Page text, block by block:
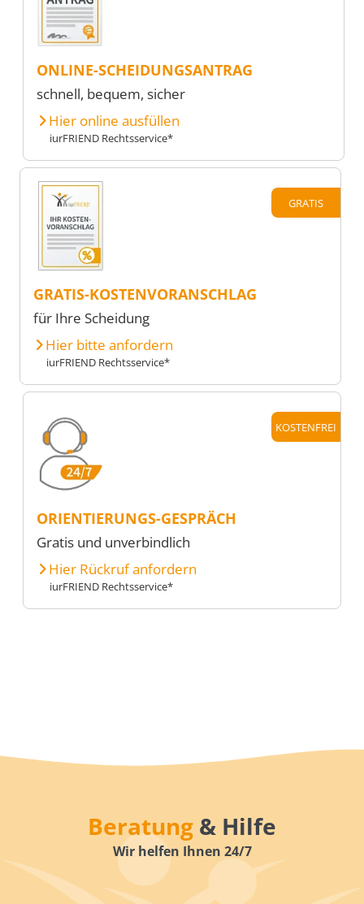
ONLINE-SCHEIDUNGSANTRAG
schnell, bequem, sicher
Hier online ausfüllen
iurFRIEND Rechtsservice*
GRATIS
GRATIS-KOSTENVORANSCHLAG
für Ihre Scheidung
Hier bitte anfordern
iurFRIEND Rechtsservice*
KOSTENFREI
ORIENTIERUNGS-GESPRÄCH
Gratis und unverbindlich
Hier Rückruf anfordern
iurFRIEND Rechtsservice*
Beratung & Hilfe
Wir helfen Ihnen 24/7